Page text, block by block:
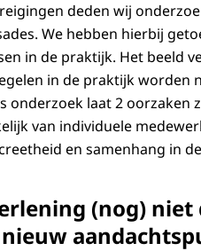
deden wij
We hebben hierbij
in de praktijk. Het beeld
in de praktijk worden
onderzoek laat 2 oorzaken
van individuele
en samenhang in
(nog) niet